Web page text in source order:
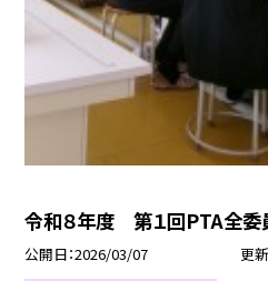
令和８年度 第１回PTA全委
公開日 2026/03/07 更